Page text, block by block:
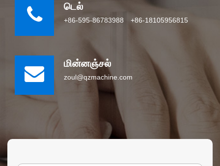
டெல்
+86-595-86783988 +86-18105956815
மின்னஞ்சல்
zoul@qzmachine.com